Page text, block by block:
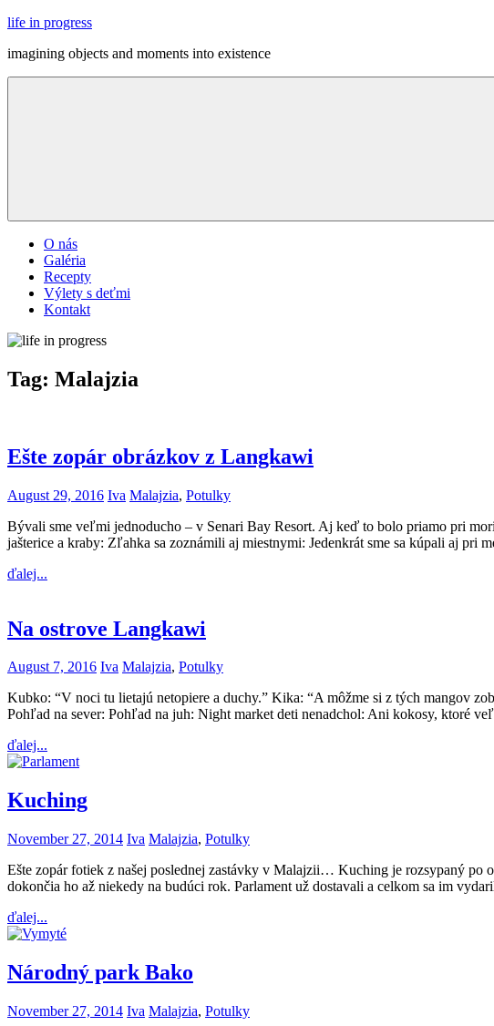
Skip
content
life in progress
imagining objects and moments into existence
Menu
O nás
Galéria
Recepty
Výlety s deťmi
Kontakt
Tag: Malajzia
Ešte zopár obrázkov z Langkawi
August 29, 2016 Iva Malajzia, Potulky
Bývali sme veľmi jednoducho – v Senari Bay Resort. Aj keď to bolo priamo pri
jašterice a kraby: Zľahka sa zoznámili aj miestnymi: Jedenkrát sme sa kúpali aj
ďalej...
Na ostrove Langkawi
August 7, 2016 Iva Malajzia, Potulky
Kubko: “V noci tu lietajú netopiere a duchy.” Kika: “A môžme si z tých mangov
Pohľad na sever: Pohľad na juh: Night market deti nenadchol: Ani kokosy, ktoré
ďalej...
Kuching
November 27, 2014 Iva Malajzia, Potulky
Ešte zopár fotiek z našej poslednej zastávky v Malajzii… Kuching je rozsypaný po
dokončia ho až niekedy na budúci rok. Parlament už dostavali a celkom sa im
ďalej...
Národný park Bako
November 27, 2014 Iva Malajzia, Potulky